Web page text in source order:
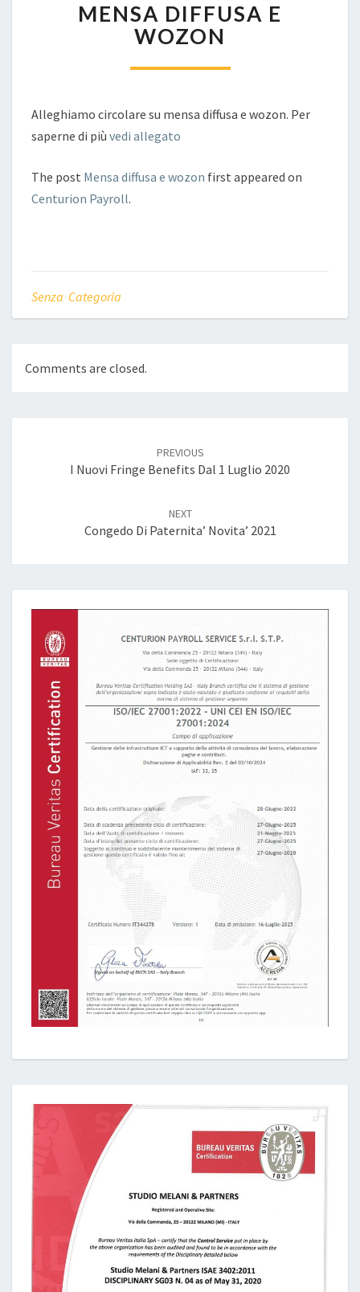
DIFFUSA
E
WOZON
MENSA DIFFUSA E
WOZON
Alleghiamo circolare su mensa diffusa e wozon. Per
saperne di più vedi allegato
The post Mensa diffusa e wozon first appeared on
Centurion Payroll.
Senza Categoria
Comments are closed.
PREVIOUS
I Nuovi Fringe Benefits Dal 1 Luglio 2020
NEXT
Congedo Di Paternita’ Novita’ 2021